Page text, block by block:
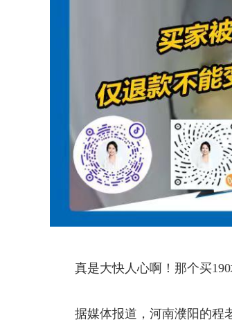
真是大快人心啊！那个买190
据媒体报道，河南濮阳的程老